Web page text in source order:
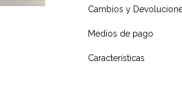
Cambios y
Medios de pago
Características